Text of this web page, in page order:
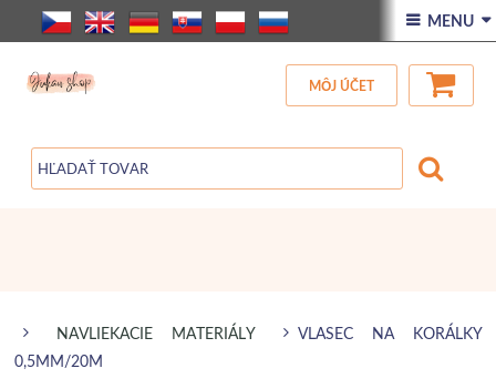
ÚVOD
VŠETOK TOVAR
ZĽAVA BLOG
 MENU 
MÔJ ÚČET
NAVLIEKACIE MATERIÁLY
VLASEC NA KORÁLKY
0,5MM/20M